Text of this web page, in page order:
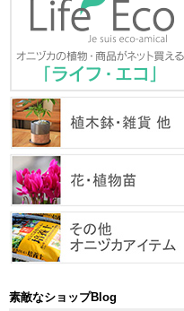
素敵なショップBlog